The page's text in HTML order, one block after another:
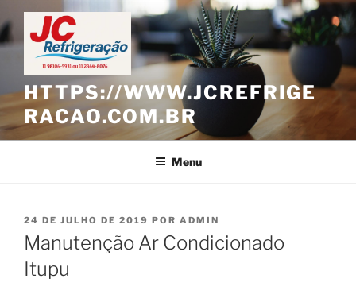
Pular
para
o
conteúdo
HTTPS://WWW.JCREFRIGE
RACAO.COM.BR
Menu
PUBLICADO
EM
24 DE JULHO DE 2019 POR ADMIN
Manutenção Ar Condicionado
Itupu